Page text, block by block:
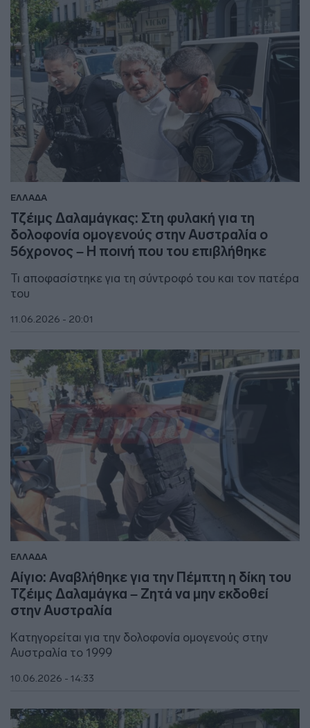
ΕΛΛΑΔΑ
Τζέιμς Δαλαμάγκας: Στη φυλακή για τη
δολοφονία ομογενούς στην Αυστραλία ο
56χρονος – Η ποινή που του επιβλήθηκε
Τι αποφασίστηκε για τη σύντροφό του και τον πατέρα
του
11.06.2026 - 20:01
ΕΛΛΑΔΑ
Αίγιο: Αναβλήθηκε για την Πέμπτη η δίκη του
Τζέιμς Δαλαμάγκα – Ζητά να μην εκδοθεί
στην Αυστραλία
Κατηγορείται για την δολοφονία ομογενούς στην
Αυστραλία το 1999
10.06.2026 - 14:33